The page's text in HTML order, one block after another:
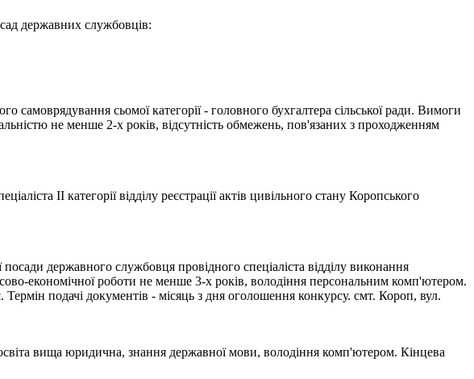
державних службовців:
самоврядування сьомої категорії - головного бухгалтера сільської ради. Вимоги
не менше 2-х років, відсутність обмежень, пов'язаних з проходженням
ІІ категорії відділу реєстрації актів цивільного стану Коропського
державного службовця провідного спеціаліста відділу виконання
економічної роботи не менше 3-х років, володіння персональним комп'ютером.
подачі документів - місяць з дня оголошення конкурсу. смт. Короп, вул.
вища юридична, знання державної мови, володіння комп'ютером. Кінцева